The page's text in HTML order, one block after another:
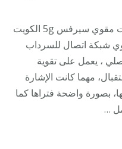
افضل مقوي شبكة 5g العيون الكويت مقوي سيرفس 5g الكويت
شبكة اتصال للسرداب
، يعمل على تقوية
مهما كانت الإشارة
بصورة واضحة فتراها كما
…